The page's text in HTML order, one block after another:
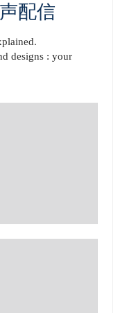
配信
designs : your